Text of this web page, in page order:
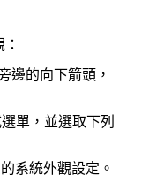
邊的向下箭頭，
單，並選取下列
系統外觀設定。